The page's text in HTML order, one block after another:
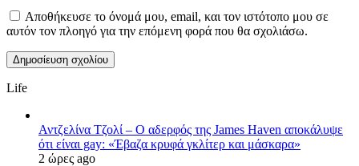
Αποθήκευσε το όνομά μου, email, και τον ιστότοπο μου σε
αυτόν τον πλοηγό για την επόμενη φορά που θα σχολιάσω.
Life
Αντζελίνα Τζολί – Ο αδερφός της James Haven αποκάλυψε
ότι είναι gay: «Έβαζα κρυφά γκλίτερ και μάσκαρα»
2 ώρες ago